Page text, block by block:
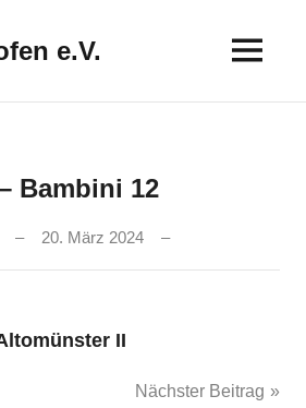
e.V.
Bambini 12
20. März 2024
II
Nächster Beitrag